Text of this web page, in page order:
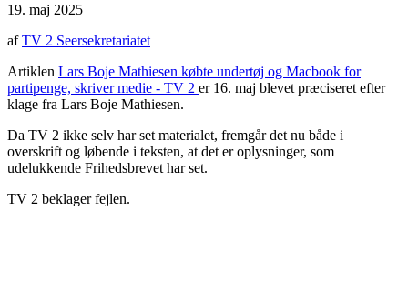
19. maj 2025
afTV 2 Seersekretariatet
Artiklen Lars Boje Mathiesen købte undertøj og Macbook for
partipenge, skriver medie - TV 2 er 16. maj blevet præciseret efter
klage fra Lars Boje Mathiesen.
Da TV 2 ikke selv har set materialet, fremgår det nu både i
overskrift og løbende i teksten, at det er oplysninger, som
udelukkende Frihedsbrevet har set.
TV 2 beklager fejlen.